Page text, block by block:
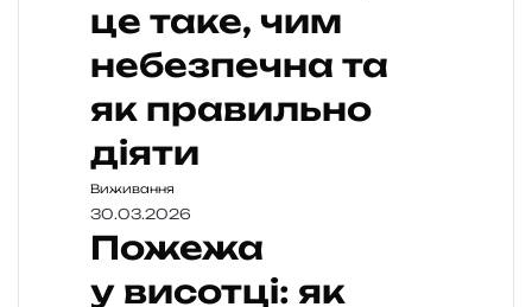
це таке, чим
небезпечна та
як правильно
діяти
Виживання
30.03.2026
Пожежа
у висотці: як